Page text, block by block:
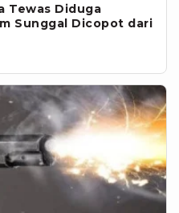
Tewas Diduga
Sunggal Dicopot dari